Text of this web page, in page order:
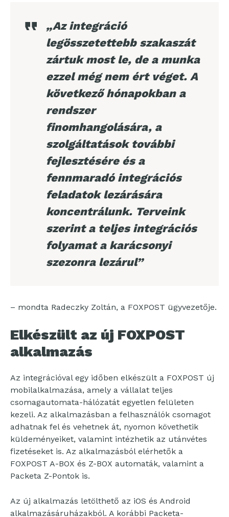
„Az integráció
legösszetettebb szakaszát
zártuk most le, de a munka
ezzel még nem ért véget. A
következő hónapokban a
rendszer
finomhangolására, a
szolgáltatások további
fejlesztésére és a
fennmaradó integrációs
feladatok lezárására
koncentrálunk. Terveink
szerint a teljes integrációs
folyamat a karácsonyi
szezonra lezárul”
– mondta Radeczky Zoltán, a FOXPOST ügyvezetője.
Elkészült az új FOXPOST
alkalmazás
Az integrációval egy időben elkészült a FOXPOST új
mobilalkalmazása, amely a vállalat teljes
csomagautomata-hálózatát egyetlen felületen
kezeli. Az alkalmazásban a felhasználók csomagot
adhatnak fel és vehetnek át, nyomon követhetik
küldeményeiket, valamint intézhetik az utánvétes
fizetéseket is. Az alkalmazásból elérhetők a
FOXPOST A-BOX és Z-BOX automaták, valamint a
Packeta Z-Pontok is.
Az új alkalmazás letölthető az iOS és Android
alkalmazásáruházakból. A korábbi Packeta-